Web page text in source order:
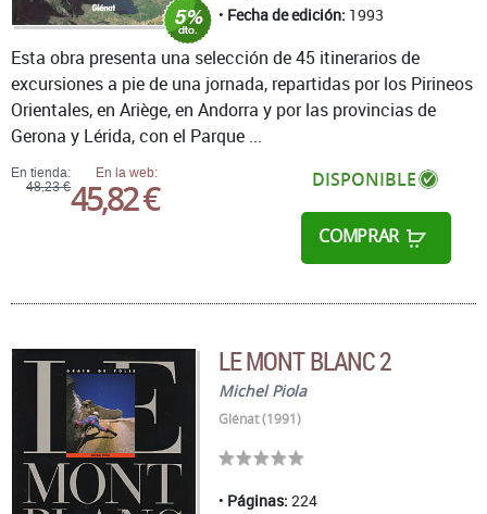
Fecha de edición: 1993
En tienda:
48,23 €
En la web:
45,82 € DISPONIBLE
COMPRAR
Esta obra presenta una selección de 45 itinerarios de
excursiones a pie de una jornada, repartidas por los Pirineos
Orientales, en Ariège, en Andorra y por las provincias de
Gerona y Lérida, con el Parque ...
LE MONT BLANC 2
Michel Piola
Glénat (1991)
Páginas: 224